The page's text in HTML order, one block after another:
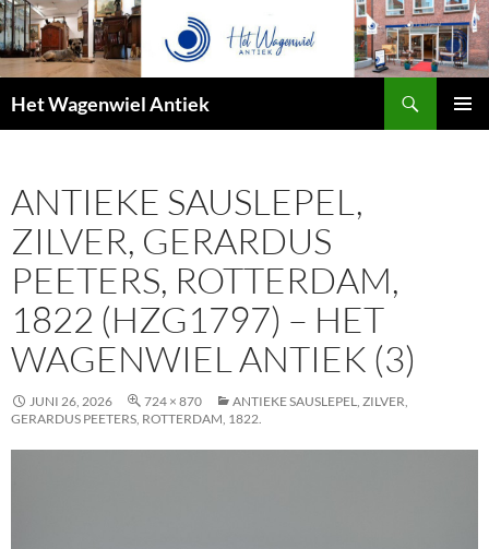
Het Wagenwiel Antiek
ANTIEKE SAUSLEPEL,
ZILVER, GERARDUS
PEETERS, ROTTERDAM,
1822 (HZG1797) – HET
WAGENWIEL ANTIEK (3)
JUNI 26, 2026 724 × 870
ANTIEKE SAUSLEPEL, ZILVER,
GERARDUS PEETERS, ROTTERDAM, 1822.